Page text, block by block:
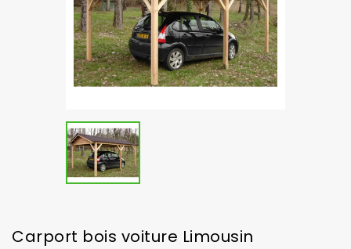
Carport bois voiture Limousin